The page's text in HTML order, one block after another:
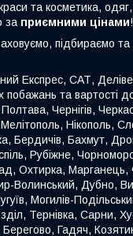
та косметика,
за приємними цінами!
підбираємо
Експрес, САТ,
та вартості
Полтава, Чернігів,
Нікополь,
Бердичів, Бахмут,
Рубіжне,
Охтирка, Марганець,
Волинський, Дубно,
Могилів-
Тернівка, Сарни,
Гадяч,